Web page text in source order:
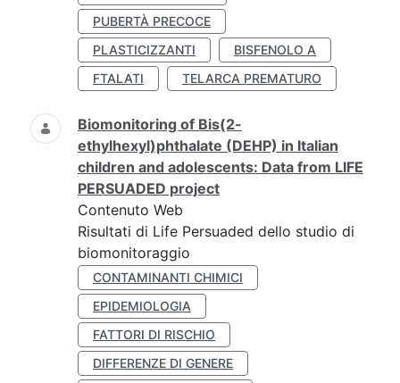
PUBERTÀ PRECOCE
PLASTICIZZANTI
BISFENOLO A
FTALATI
TELARCA PREMATURO
Biomonitoring of Bis(2-
ethylhexyl)phthalate (DEHP) in Italian
children and adolescents: Data from LIFE
PERSUADED project
Contenuto Web
Risultati di Life Persuaded dello studio di
biomonitoraggio
CONTAMINANTI CHIMICI
EPIDEMIOLOGIA
FATTORI DI RISCHIO
DIFFERENZE DI GENERE